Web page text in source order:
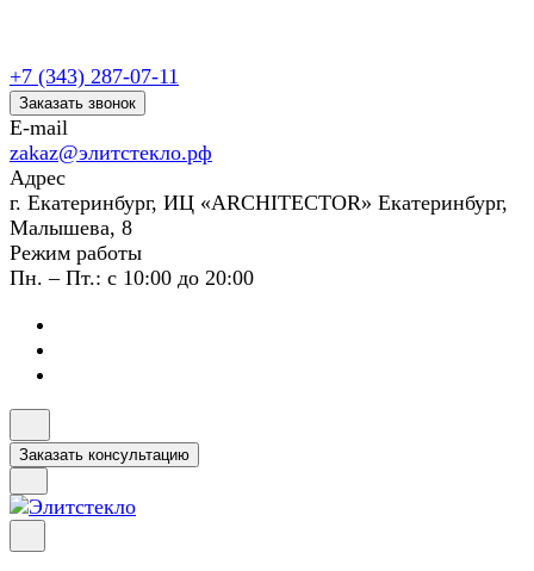
+7 (343) 287-07-11
Заказать звонок
E-mail
zakaz@элитстекло.рф
Адрес
г. Екатеринбург, ИЦ «ARCHITECTOR» Екатеринбург,
Малышева, 8
Режим работы
Пн. – Пт.: с 10:00 до 20:00
Заказать консультацию